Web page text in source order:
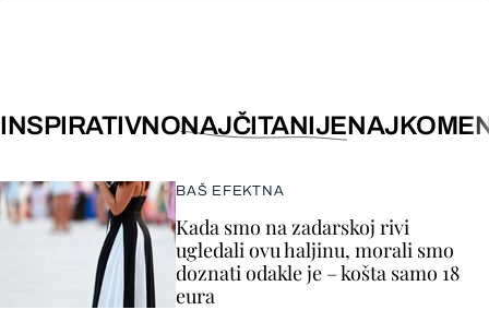
INSPIRATIVNONAJČITANIJE
BAŠ EFEKTNA
Kada smo na zadarskoj rivi
ugledali ovu haljinu, morali smo
doznati odakle je – košta samo 18
eura